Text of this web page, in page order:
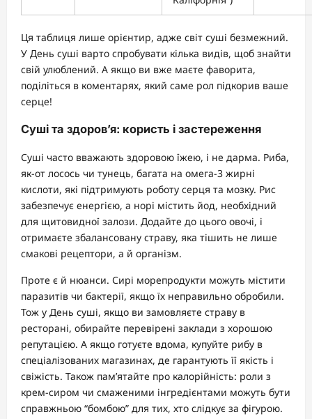
Ця таблиця лише орієнтир, адже світ суші безмежний.
У День суші варто спробувати кілька видів, щоб знайти
свій улюблений. А якщо ви вже маєте фаворита,
поділіться в коментарях, який саме рол підкорив ваше
серце!
Суші та здоров’я: користь і застереження
Суші часто вважають здоровою їжею, і не дарма. Риба,
як-от лосось чи тунець, багата на омега-3 жирні
кислоти, які підтримують роботу серця та мозку. Рис
забезпечує енергією, а норі містить йод, необхідний
для щитовидної залози. Додайте до цього овочі, і
отримаєте збалансовану страву, яка тішить не лише
смакові рецептори, а й організм.
Проте є й нюанси. Сирі морепродукти можуть містити
паразитів чи бактерії, якщо їх неправильно обробили.
Тож у День суші, якщо ви замовляєте страву в
ресторані, обирайте перевірені заклади з хорошою
репутацією. А якщо готуєте вдома, купуйте рибу в
спеціалізованих магазинах, де гарантують її якість і
свіжість. Також пам’ятайте про калорійність: роли з
крем-сиром чи смаженими інгредієнтами можуть бути
справжньою “бомбою” для тих, хто слідкує за фігурою.